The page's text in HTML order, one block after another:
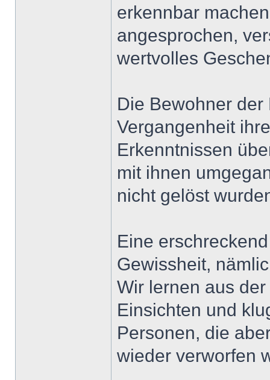
erkennbar
angesprochen,
wertvolles
Die Bewohner
Vergangenheit
Erkenntnissen
mit ihnen
nicht gelöst
Eine
Gewissheit,
Wir lernen aus
Einsichten und
Personen, die
wieder verworfen